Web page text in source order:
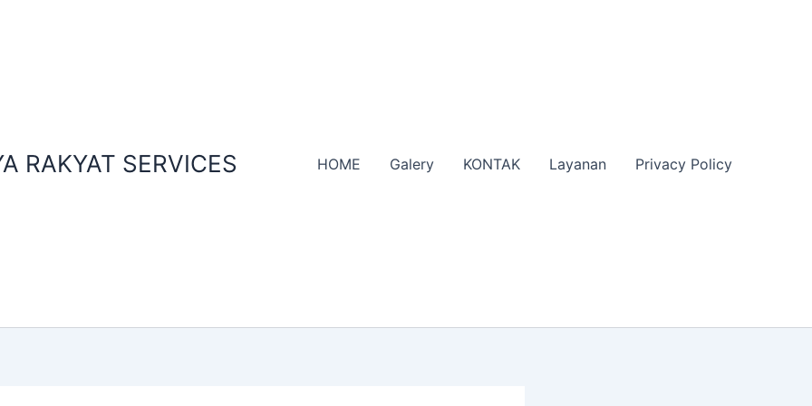
RAKYAT SERVICES HOME Galery KONTAK Layanan Privacy Policy